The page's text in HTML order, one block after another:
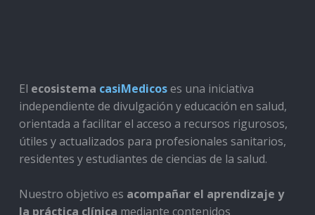
El ecosistema casiMedicoses una iniciativa
independiente de divulgación y educación en salud,
orientada a facilitar el acceso a recursos rigurosos,
útiles y actualizados para profesionales sanitarios,
residentes y estudiantes de ciencias de la salud.
Nuestro objetivo es acompañar el aprendizaje y
la práctica clínica mediante contenidos